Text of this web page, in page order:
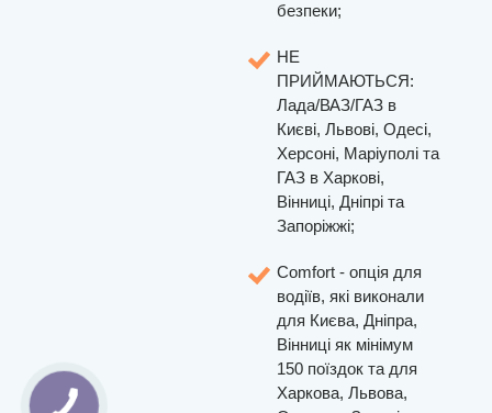
безпеки;
НЕ
ПРИЙМАЮТЬСЯ:
Лада/ВАЗ/ГАЗ в
Києві, Львові, Одесі,
Херсоні, Маріуполі та
ГАЗ в Харкові,
Вінниці, Дніпрі та
Запоріжжі;
Comfort - опція для
водіїв, які виконали
для Києва, Дніпра,
Вінниці як мінімум
150 поїздок та для
Харкова, Львова,